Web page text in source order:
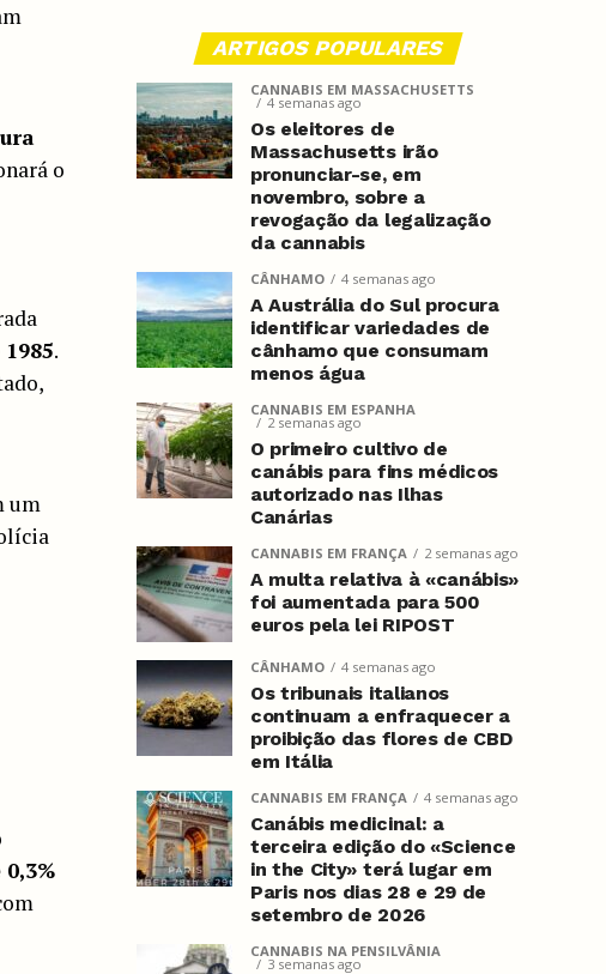
o
.
um
ARTIGOS POPULARES
CANNABIS EM MASSACHUSETTS
4 semanas ago
Os eleitores de
Massachusetts irão
pronunciar-se, em
novembro, sobre a
revogação da legalização
da cannabis
CÂNHAMO 4 semanas ago
A Austrália do Sul procura
identificar variedades de
cânhamo que consumam
menos água
CANNABIS EM ESPANHA
2 semanas ago
O primeiro cultivo de
canábis para fins médicos
autorizado nas Ilhas
Canárias
CANNABIS EM FRANÇA 2 semanas ago
A multa relativa à «canábis»
foi aumentada para 500
euros pela lei RIPOST
CÂNHAMO 4 semanas ago
Os tribunais italianos
continuam a enfraquecer a
proibição das flores de CBD
em Itália
CANNABIS EM FRANÇA 4 semanas ago
Canábis medicinal: a
terceira edição do «Science
in the City» terá lugar em
Paris nos dias 28 e 29 de
setembro de 2026
CANNABIS NA PENSILVÂNIA
3 semanas ago